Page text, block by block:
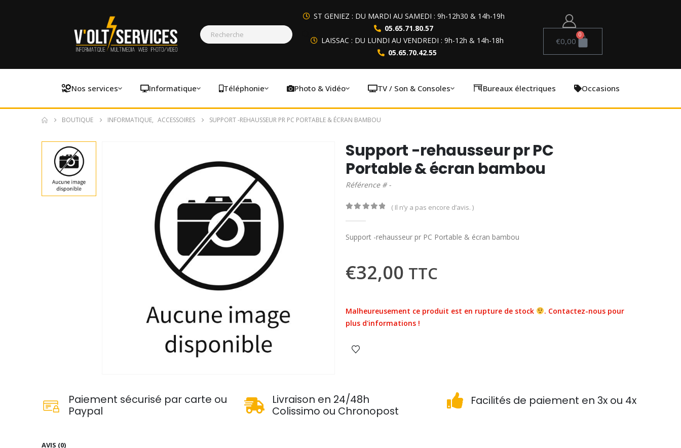
ST GENIEZ : DU MARDI AU SAMEDI : 9h-12h30 & 14h-19h
05.65.71.80.57
LAISSAC : DU LUNDI AU VENDREDI : 9h-12h & 14h-18h
05.65.70.42.55
€0,00
0
Nos services Informatique Téléphonie Photo & Vidéo TV / Son & Consoles Bureaux électriques Occasions
BOUTIQUE INFORMATIQUE, ACCESSOIRES SUPPORT -REHAUSSEUR PR PC PORTABLE & ÉCRAN BAMBOU
Support -rehausseur pr PC
Portable & écran bambou
Référence # -
( Il n’y a pas encore d’avis. )
Support -rehausseur pr PC Portable & écran bambou
€32,00 TTC
Malheureusement ce produit est en rupture de stock
. Contactez-nous pour
plus d'informations !
Paiement sécurisé par carte ou
Paypal
Livraison en 24/48h
Colissimo ou Chronopost
Facilités de paiement en 3x ou 4x
AVIS (0)